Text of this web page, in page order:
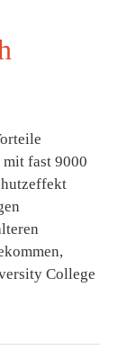
fast 9000
College